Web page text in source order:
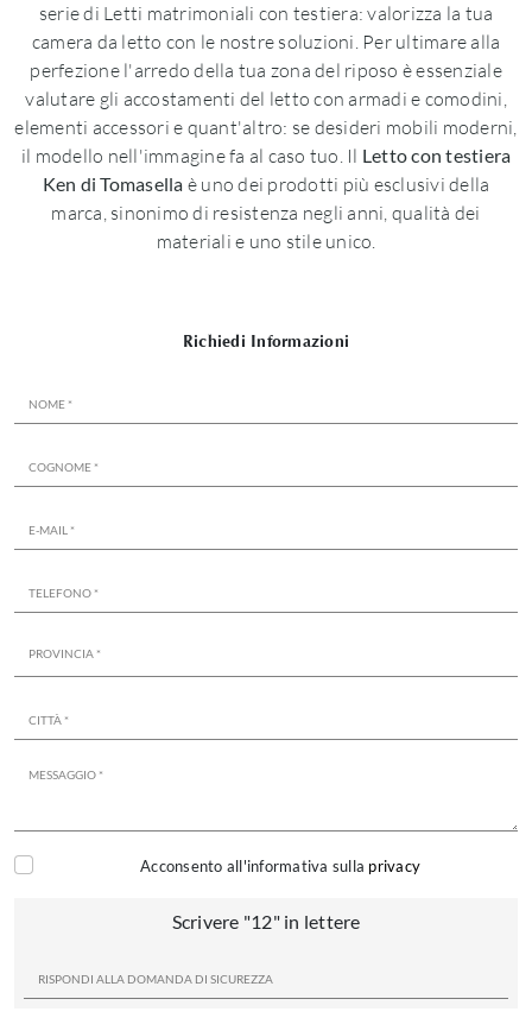
serie di Letti matrimoniali con testiera: valorizza la tua
camera da letto con le nostre soluzioni. Per ultimare alla
perfezione l'arredo della tua zona del riposo è essenziale
valutare gli accostamenti del letto con armadi e comodini,
elementi accessori e quant'altro: se desideri mobili moderni,
il modello nell'immagine fa al caso tuo. Il Letto con testiera
Ken di Tomasella è uno dei prodotti più esclusivi della
marca, sinonimo di resistenza negli anni, qualità dei
materiali e uno stile unico.
Richiedi Informazioni
Acconsento all'informativa sulla privacy
Scrivere "12" in lettere